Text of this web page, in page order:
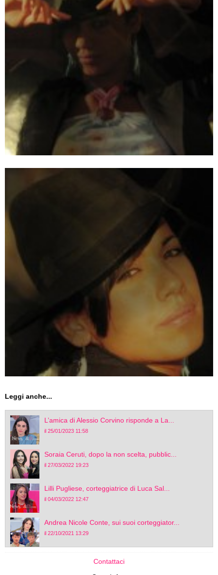
Leggi anche...
L’amica di Alessio Corvino risponde a La...
il 25/01/2023 11:58
Soraia Ceruti, dopo la non scelta, pubblic...
il 27/03/2022 19:23
Lilli Pugliese, corteggiatrice di Luca Sal...
il 04/03/2022 12:47
Andrea Nicole Conte, sui suoi corteggiator...
il 22/10/2021 13:29
Contattaci